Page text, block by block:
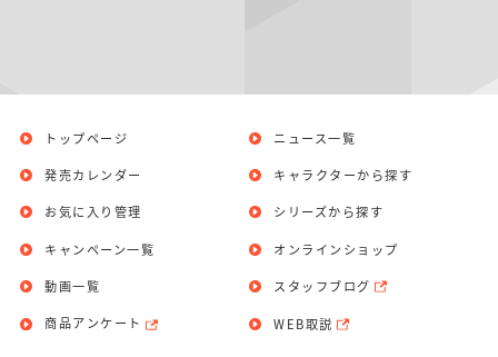
PROJECT R.E.D.・
ポケットモンスター
サンリオキャラクタ
つりグミ SMPシリーズ キャラデコ わ
トップページ
発売カレンダー
お気に入り管理
ニュース一覧
キャラクターから探す
シリーズから探す
キャンペーン一覧
動画一覧
商品アンケート
オンラインショップ
スタッフブログ
WEB取説